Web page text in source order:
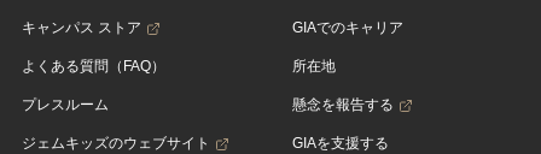
キャンパス ストア
よくある質問（FAQ）
プレスルーム
ジェムキッズのウェブサイト
GIAでのキャリア
所在地
懸念を報告する
GIAを支援する